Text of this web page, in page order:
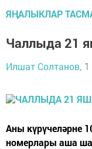
ЯҢАЛЫКЛАР
Чаллыда 21
Илшат Солтанов,
Аны күрүчеләрне
номерлары аша